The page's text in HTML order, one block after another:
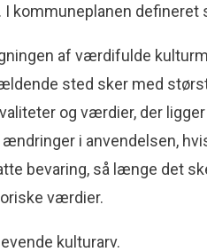
kommuneplanen
af værdifulde
sted sker med
og værdier, der
ændringer i anvendelsen,
bevaring, så længe det
værdier.
kulturarv.